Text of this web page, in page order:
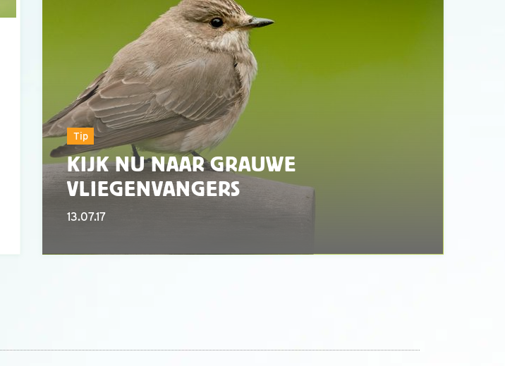
Tip
KIJK NU NAAR GRAUWE
VLIEGENVANGERS
13.07.17